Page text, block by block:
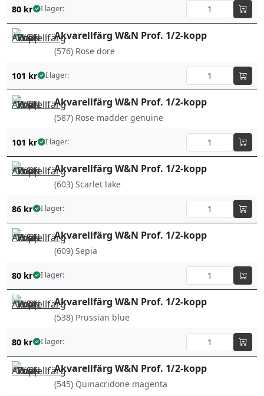
80 kr I lager:
Akvarellfärg W&N Prof. 1/2-kopp
(576) Rose dore
101 kr I lager:
Akvarellfärg W&N Prof. 1/2-kopp
(587) Rose madder genuine
101 kr I lager:
Akvarellfärg W&N Prof. 1/2-kopp
(603) Scarlet lake
86 kr I lager:
Akvarellfärg W&N Prof. 1/2-kopp
(609) Sepia
80 kr I lager:
Akvarellfärg W&N Prof. 1/2-kopp
(538) Prussian blue
80 kr I lager:
Akvarellfärg W&N Prof. 1/2-kopp
(545) Quinacridone magenta